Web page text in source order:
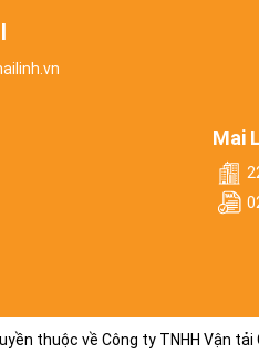
Mai
thuộc về Công ty TNHH Vận tải